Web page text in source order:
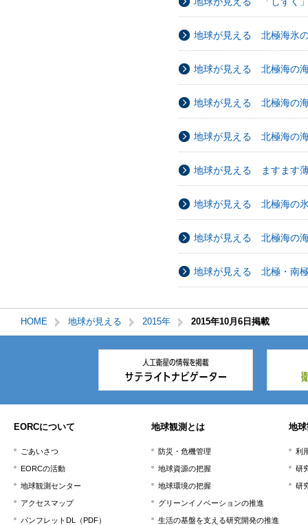
地球が見える 北極海氷
地球が見える 北極海の
地球が見える 北極海の
地球が見える 北極海の
地球が見える ますます
地球が見える 北極海の
地球が見える 北極海の
地球が見える 北極・南
HOME 地球が見える 2015年 2015年10月6日掲載
EORCについて
ごあいさつ
EORCの活動
地球観測センター
アクセスマップ
パンフレットDL（PDF）
地球観測とは
防災・危機管理
地球資源の把握
地球環境の把握
グリーンイノベーションの推進
生活の基盤を支える研究開発の推進
地
利
研
研